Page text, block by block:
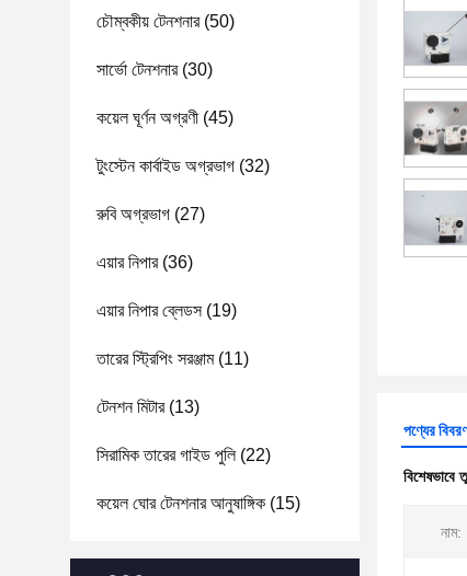
চৌম্বকীয় টেনশনার(50)
সার্ভো টেনশনার(30)
কয়েল ঘূর্ণন অগ্রণী (45)
টুংস্টেন কার্বাইড অগ্রভাগ (32)
রুবি অগ্রভাগ (27)
এয়ার নিপার(36)
এয়ার নিপার ব্লেডস(19)
তারের স্ট্রিপিং সরঞ্জাম(11)
টেনশন মিটার(13)
সিরামিক তারের গাইড পুলি(22)
কয়েল ঘোর টেনশনার আনুষাঙ্গিক (15)
পণ্যের বিবরণ
বিশেষভাবে
নাম: